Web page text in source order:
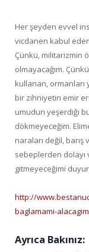
Her şeyden evvel
vicdanen kabul
Çünkü, militarizmin
olmayacağım.
kullanan, ormanları
bir zihniyetin emir
umudun yeşerdiği
dökmeyeceğim.
naraları değil,
sebeplerden dolayı
gitmeyeceğimi
http://
baglamami-
Ayrıca Bakınız: